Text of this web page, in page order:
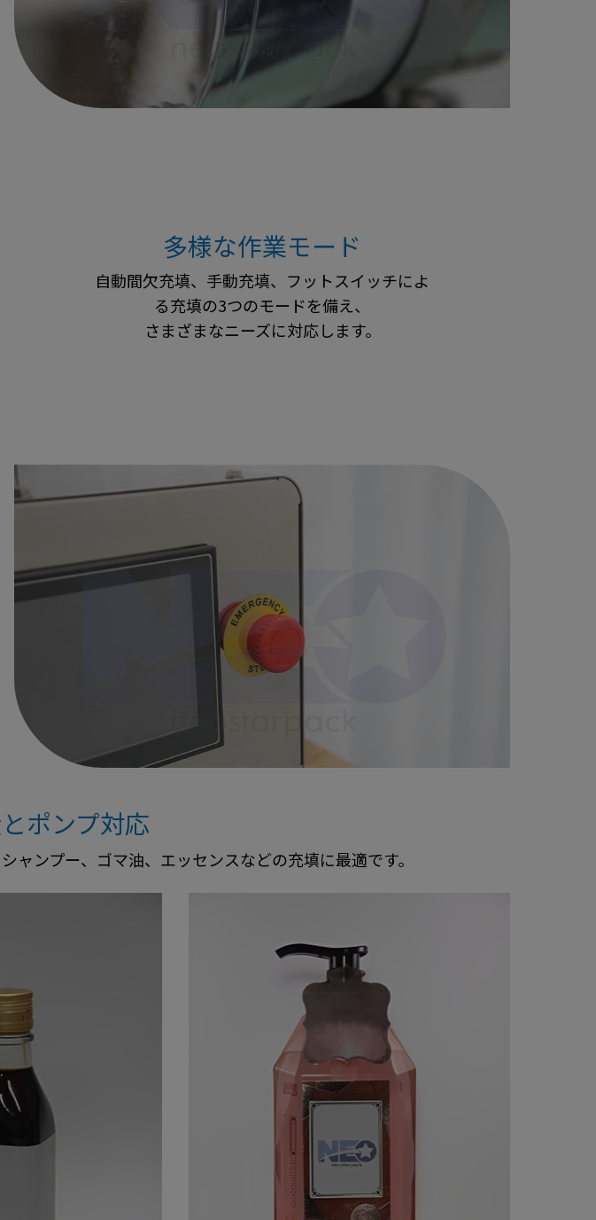
多様な作業モード
自動間欠充填、手動充填、フットスイッチによ
る充填の3つのモードを備え、
さまざまなニーズに対応します。
ポンプ対応
ンプー、ゴマ油、エッセンスなどの充填に最適です。